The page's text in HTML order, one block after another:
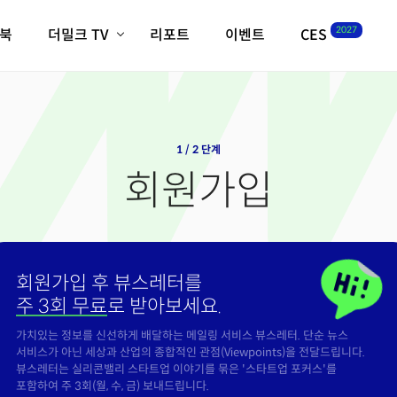
더밀크 TV
크리스의 뉴욕 시그널
밸리토크
리포트 이벤트 CES 2027
1 / 2 단계
회원가입
회원가입 후 뷰스레터를
주 3회 무료로 받아보세요.
가치있는 정보를 신선하게 배달하는 메일링 서비스 뷰스레터. 단순 뉴스
서비스가 아닌 세상과 산업의 종합적인 관점(Viewpoints)을 전달드립니다.
뷰스레터는 실리콘밸리 스타트업 이야기를 묶은 '스타트업 포커스'를
포함하여 주 3회(월, 수, 금) 보내드립니다.